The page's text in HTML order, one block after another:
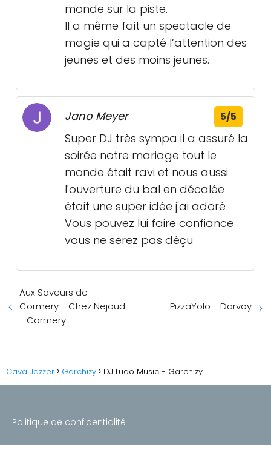
monde sur la piste.
Il a même fait un spectacle de
magie qui a capté l’attention des
jeunes et des moins jeunes.
Jano Meyer 5/5
Super DJ très sympa il a assuré la
soirée notre mariage tout le
monde était ravi et nous aussi
l'ouverture du bal en décalée
était une super idée j'ai adoré
Vous pouvez lui faire confiance
vous ne serez pas déçu
Aux Saveurs de
Cormery - Chez Nejoud
- Cormery
PizzaYolo - Darvoy
Cava Jazzer Garchizy DJ Ludo Music - Garchizy
Politique de confidentialité